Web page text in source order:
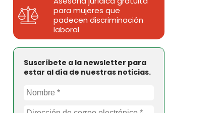
para mujeres que
padecen discriminación
laboral
Suscríbete a la newsletter para
estar al día de nuestras noticias.